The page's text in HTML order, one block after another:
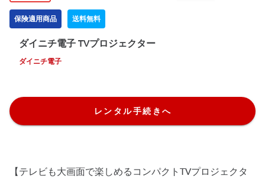
保険適用商品 送料無料
ダイニチ電子 TVプロジェクター
ダイニチ電子
レンタル手続きへ
【テレビも大画面で楽しめるコンパクトTVプロジェクタ